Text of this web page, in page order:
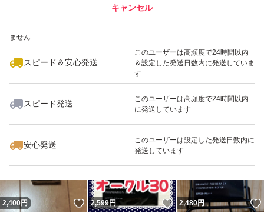
ません
スピード＆安心発送
このユーザーは高頻度で24時間以内
＆設定した発送日数内に発送していま
す
スピード発送
このユーザーは高頻度で24時間以内
に発送しています
安心発送
このユーザーは設定した発送日数内に
発送しています
キャンセル
いいね！
2,499
2,400円 いいね！
2,599円 いいね！
2,480円